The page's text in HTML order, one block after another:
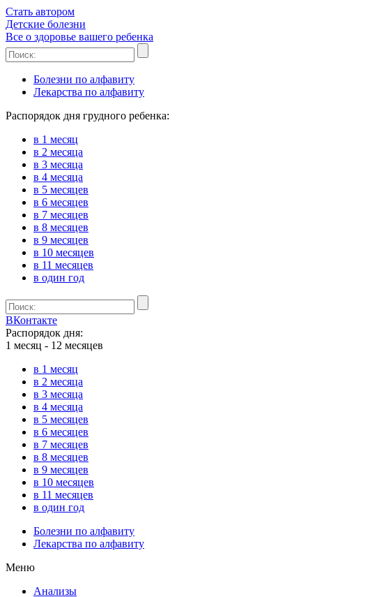
Стать автором
Детские болезни
Все о здоровье вашего ребенка
Болезни по алфавиту
Лекарства по алфавиту
Распорядок дня грудного ребенка:
в 1 месяц
в 2 месяца
в 3 месяца
в 4 месяца
в 5 месяцев
в 6 месяцев
в 7 месяцев
в 8 месяцев
в 9 месяцев
в 10 месяцев
в 11 месяцев
в один год
ВКонтакте
Распорядок дня:
1 месяц - 12 месяцев
в 1 месяц
в 2 месяца
в 3 месяца
в 4 месяца
в 5 месяцев
в 6 месяцев
в 7 месяцев
в 8 месяцев
в 9 месяцев
в 10 месяцев
в 11 месяцев
в один год
Болезни по алфавиту
Лекарства по алфавиту
Меню
Анализы